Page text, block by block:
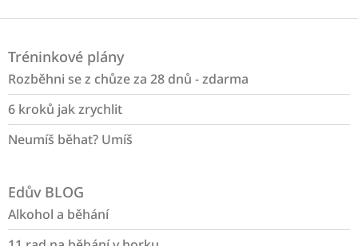
Tréninkové plány
Rozběhni se z chůze za 28 dnů - zdarma
6 kroků jak zrychlit
Neumíš běhat? Umíš
Edův BLOG
Alkohol a běhání